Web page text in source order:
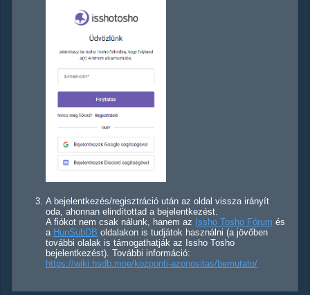
A bejelentkezés/regisztráció után az oldal vissza irányít
oda, ahonnan elindítottad a bejelentkezést.
A fiókot nem csak nálunk, hanem az Issho Tosho Fórum és
a HunSubDB oldalakon is tudjátok használni (a jövőben
további olalak is támogathatják az Issho Tosho
bejelentkezést). További információ:
https://wiki.hsdb.moe/kozponti-azonositas/bemutato/